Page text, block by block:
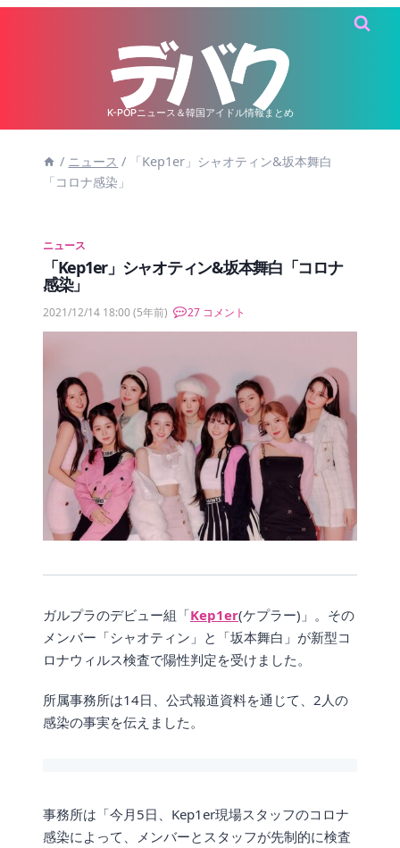
K-POPニュース＆韓国アイドル情報まとめ
/ ニュース /
「Kep1er」シャオティン&坂本舞白
「コロナ感染」
ニュース
「Kep1er」シャオティン&坂本舞白「コロナ
感染」
2021/12/14 18:00(5年前) 27 コメント
ガルプラのデビュー組「Kep1er(ケプラー)」。その
メンバー「シャオティン」と「坂本舞白」が新型コ
ロナウィルス検査で陽性判定を受けました。
所属事務所は14日、公式報道資料を通じて、2人の
感染の事実を伝えました。
事務所は「今月5日、Kep1er現場スタッフのコロナ
感染によって、メンバーとスタッフが先制的に検査